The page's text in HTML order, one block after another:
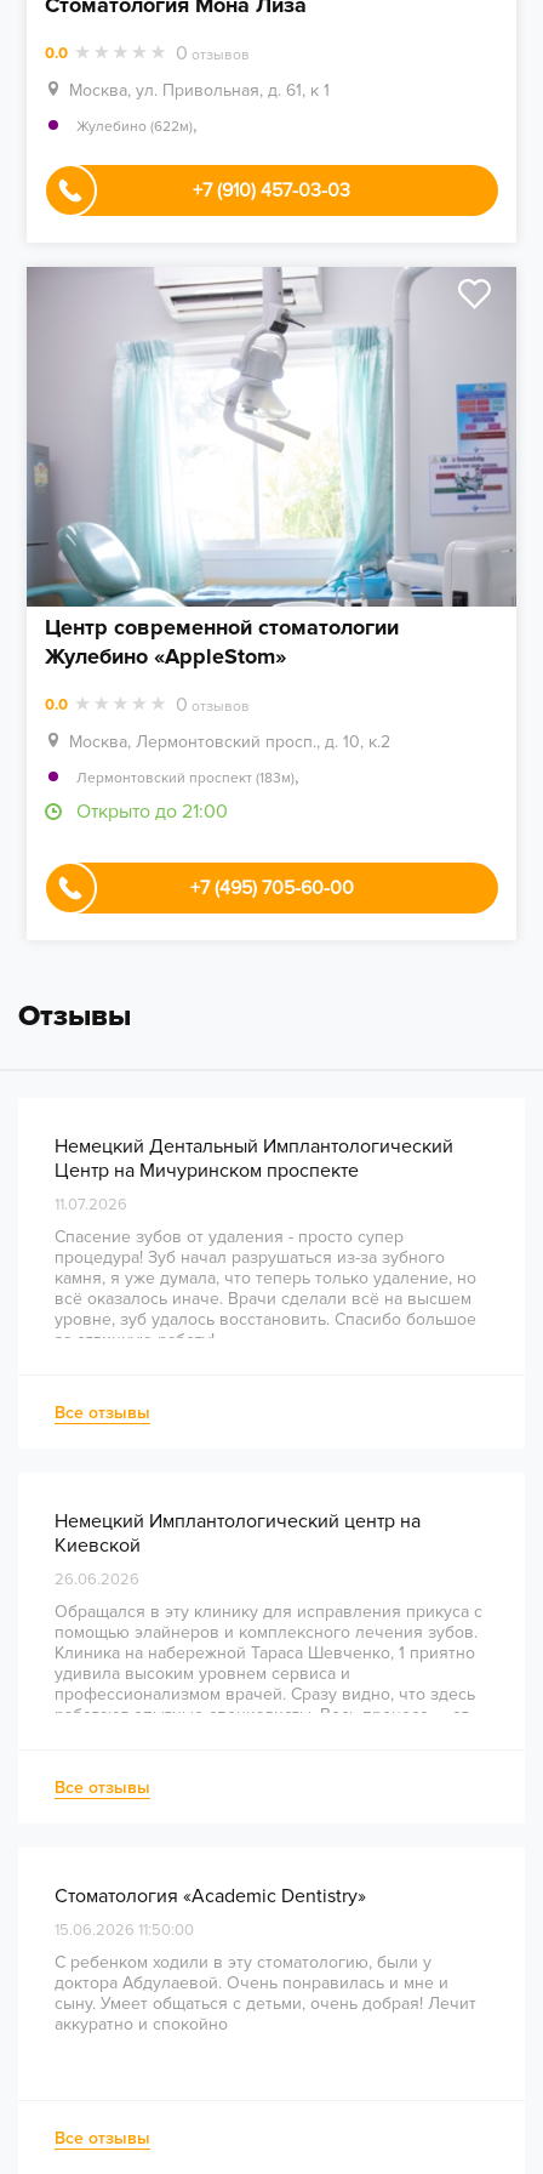
0.0 0 отзывов
Москва, ул. Привольная, д. 61, к 1
Жулебино (622м),
+7 (910) 457-03-03
Центр современной стоматологии
Жулебино «AppleStom»
0.0 0 отзывов
Москва, Лермонтовский просп., д. 10, к.2
Лермонтовский проспект (183м),
Открыто до 21:00
+7 (495) 705-60-00
Отзывы
Немецкий Дентальный Имплантологический
Центр на Мичуринском проспекте
11.07.2026
Спасение зубов от удаления - просто супер
процедура! Зуб начал разрушаться из-за зубного
камня, я уже думала, что теперь только удаление, но
всё оказалось иначе. Врачи сделали всё на высшем
уровне, зуб удалось восстановить. Спасибо большое
за отличную работу!
Все отзывы
Немецкий Имплантологический центр на
Киевской
26.06.2026
Обращался в эту клинику для исправления прикуса с
помощью элайнеров и комплексного лечения зубов.
Клиника на набережной Тараса Шевченко, 1 приятно
удивила высоким уровнем сервиса и
профессионализмом врачей. Сразу видно, что здесь
работают опытные специалисты. Весь процесс — от
непростое перелечивание каналов прошло
комфортно и безболезненно. Рекомендую всем, кто
Все отзывы
Стоматология «Academic Dentistry»
15.06.2026 11:50:00
С ребенком ходили в эту стоматологию, были у
доктора Абдулаевой. Очень понравилась и мне и
сыну. Умеет общаться с детьми, очень добрая! Лечит
аккуратно и спокойно
Все отзывы